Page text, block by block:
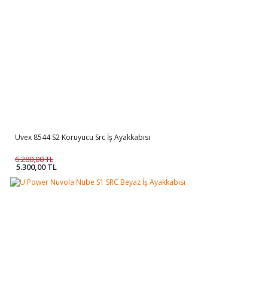
Uvex 8544 S2 Koruyucu Src İş Ayakkabısı
6.280,00 TL
5.300,00 TL